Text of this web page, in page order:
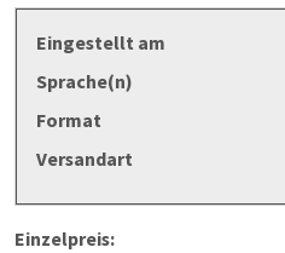
Eingestellt am
Sprache(n)
Format
Versandart
Einzelpreis: